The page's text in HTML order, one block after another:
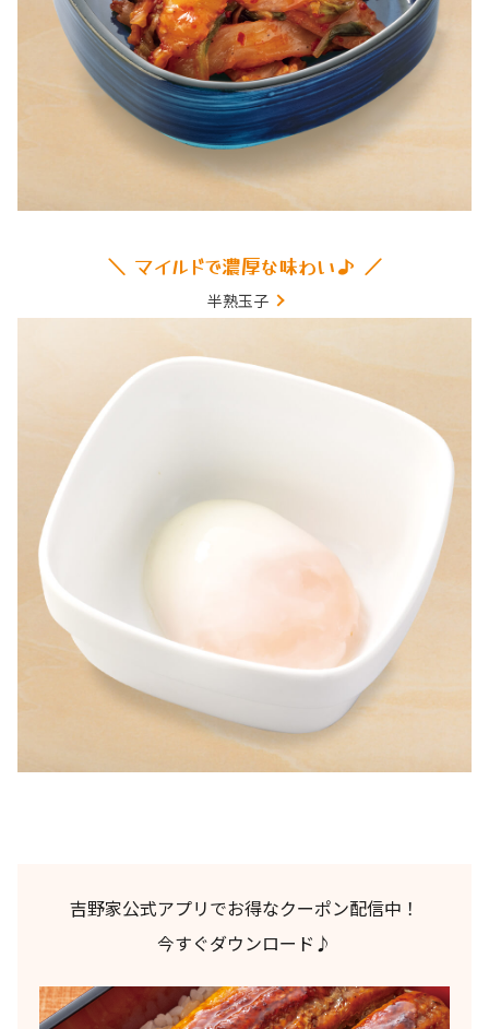
＼ マイルドで濃厚な味わい♪ ／
半熟玉子
吉野家公式アプリでお得なクーポン配信中！
今すぐダウンロード♪